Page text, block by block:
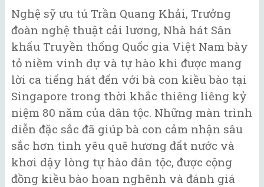
Nghệ sỹ ưu tú Trần Quang Khải, Trưởng
đoàn nghệ thuật cải lương, Nhà hát Sân
khấu Truyền thống Quốc gia Việt Nam bày
tỏ niềm vinh dự và tự hào khi được mang
lời ca tiếng hát đến với bà con kiều bào tại
Singapore trong thời khắc thiêng liêng kỷ
niệm 80 năm của dân tộc. Những màn trình
diễn đặc sắc đã giúp bà con cảm nhận sâu
sắc hơn tình yêu quê hương đất nước và
khơi dậy lòng tự hào dân tộc, được cộng
đồng kiều bào hoan nghênh và đánh giá